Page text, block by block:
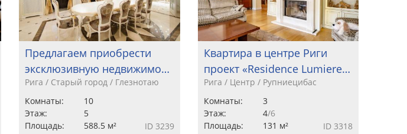
Предлагаем приобрести
эксклюзивную недвижимо…
Рига / Старый город / Глезнотаю
Комнаты:
10
Этаж:
5
Площадь:
588.5 м² ID 3239
Квартира в центре Риги
проект «Residence Lumiere…
Рига / Центр / Рупниецибас
Комнаты:
3
Этаж:
4/6
Площадь:
131 м² ID 3318